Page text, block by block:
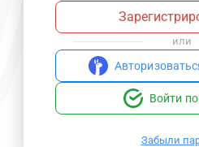
или
Войти
Забыли